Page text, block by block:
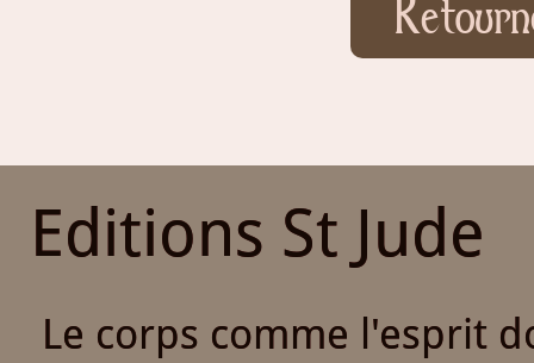
Editions St Jude
Le corps comme l'esprit